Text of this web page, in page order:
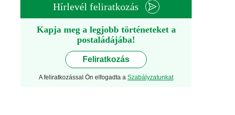
Hírlevél feliratkozás
Kapja meg a legjobb történeteket a
postaládájába!
Feliratkozás
A feliratkozással Ön elfogadta a Szabályzatunkat